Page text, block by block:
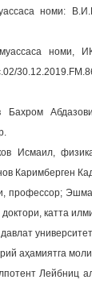
номи:
номи,
Исмаил,
Каримберген
профессор;
катта
аҳамиятга
Лейбниц